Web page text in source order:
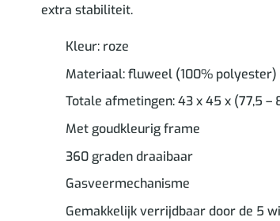
extra stabiliteit.
Kleur: roze
Materiaal: fluweel (100% polyester)
Totale afmetingen: 43 x 45 x (77,5 –
Met goudkleurig frame
360 graden draaibaar
Gasveermechanisme
Gemakkelijk verrijdbaar door de 5